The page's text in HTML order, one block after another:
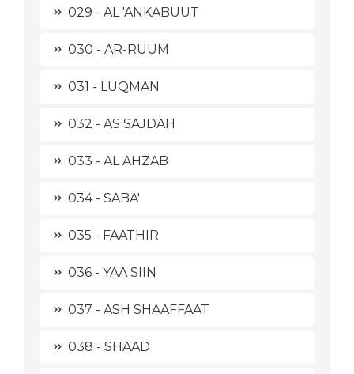
029 - AL 'ANKABUUT
030 - AR-RUUM
031 - LUQMAN
032 - AS SAJDAH
033 - AL AHZAB
034 - SABA'
035 - FAATHIR
036 - YAA SIIN
037 - ASH SHAAFFAAT
038 - SHAAD